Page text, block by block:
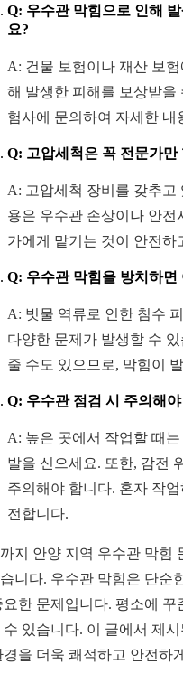
Q: 우수관 막힘으로 인해
요?
A: 건물 보험이나 재산 보
해 발생한 피해를 보상받을
험사에 문의하여 자세한 내
Q: 고압세척은 꼭 전문가만
A: 고압세척 장비를 갖추고
용은 우수관 손상이나 안
가에게 맡기는 것이 안전하
Q: 우수관 막힘을 방치하면
A: 빗물 역류로 인한 침수
다양한 문제가 발생할 수
줄 수도 있으므로, 막힘이
Q: 우수관 점검 시 주의해
A: 높은 곳에서 작업할 때
발을 신으세요. 또한, 감전
주의해야 합니다. 혼자 작
전합니다.
지 안양 지역 우수관 막힘
니다. 우수관 막힘은 단순
요한 문제입니다. 평소에
수 있습니다. 이 글에서 제
경을 더욱 쾌적하고 안전하